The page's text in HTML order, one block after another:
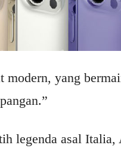
modern, yang
legenda asal Italia,